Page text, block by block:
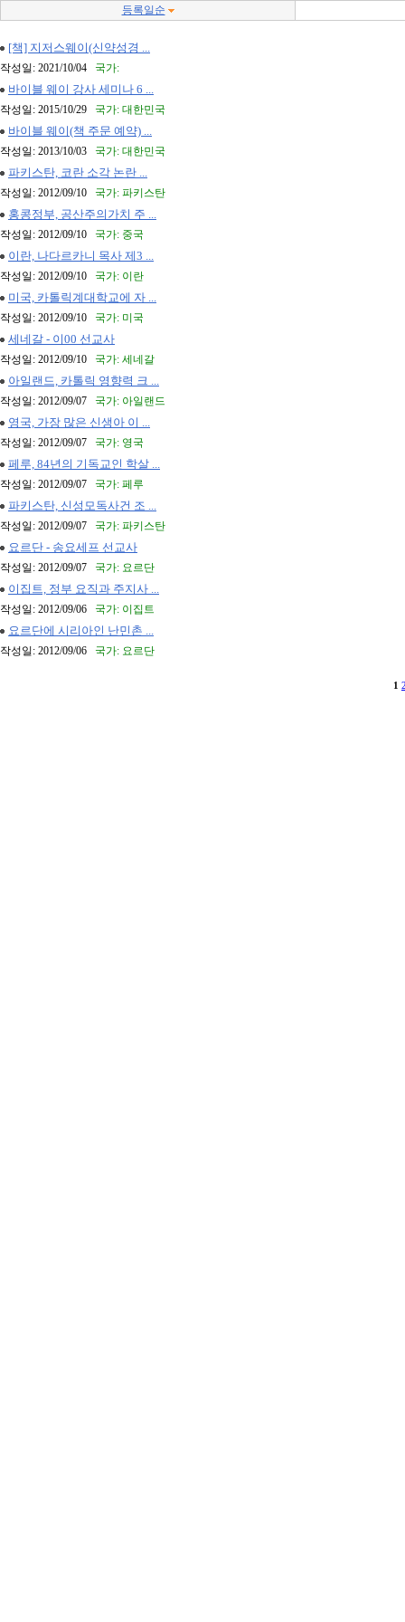
등록일순
[책] 지저스웨이(신약성경 ...
작성일: 2021/10/04 국가:
바이블 웨이 강사 세미나 6 ...
작성일: 2015/10/29 국가: 대한민국
바이블 웨이(책 주문 예약) ...
작성일: 2013/10/03 국가: 대한민국
파키스탄, 코란 소각 논란 ...
작성일: 2012/09/10 국가: 파키스탄
홍콩정부, 공산주의가치 주 ...
작성일: 2012/09/10 국가: 중국
이란, 나다르카니 목사 제3 ...
작성일: 2012/09/10 국가: 이란
미국, 카톨릭계대학교에 자 ...
작성일: 2012/09/10 국가: 미국
세네갈 - 이00 선교사
작성일: 2012/09/10 국가: 세네갈
아일랜드, 카톨릭 영향력 크 ...
작성일: 2012/09/07 국가: 아일랜드
영국, 가장 많은 신생아 이 ...
작성일: 2012/09/07 국가: 영국
페루, 84년의 기독교인 학살 ...
작성일: 2012/09/07 국가: 페루
파키스탄, 신성모독사건 조 ...
작성일: 2012/09/07 국가: 파키스탄
요르단 - 송요세프 선교사
작성일: 2012/09/07 국가: 요르단
이집트, 정부 요직과 주지사 ...
작성일: 2012/09/06 국가: 이집트
요르단에 시리아인 난민촌 ...
작성일: 2012/09/06 국가: 요르단
1